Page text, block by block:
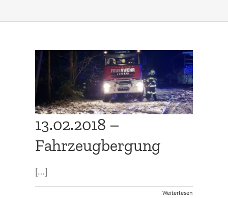
13.02.2018 –
Fahrzeugbergung
[…]
Weiterlesen